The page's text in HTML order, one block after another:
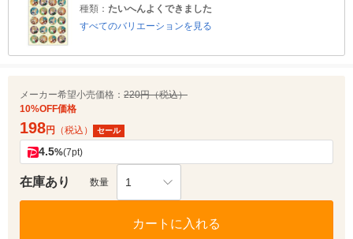
種類： たいへんよくできました
すべてのバリエーションを見る
メーカー希望小売価格： 220円（税込）
10%OFF価格
198円 （税込） セール
4.5%(7pt)
在庫あり 数量 1
カートに入れる